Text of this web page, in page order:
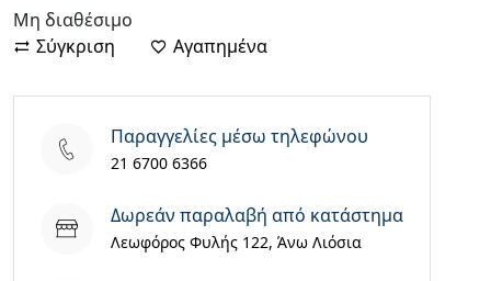
Μη διαθέσιμο
Σύγκριση
Αγαπημένα
Παραγγελίες μέσω τηλεφώνου
21 6700 6366
Δωρεάν παραλαβή από κατάστημα
Λεωφόρος Φυλής 122, Άνω Λιόσια